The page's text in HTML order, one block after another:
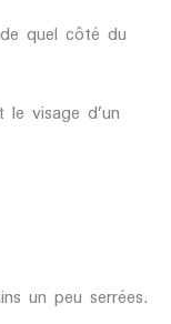
quel côté du
visage d’un
un peu serrées.